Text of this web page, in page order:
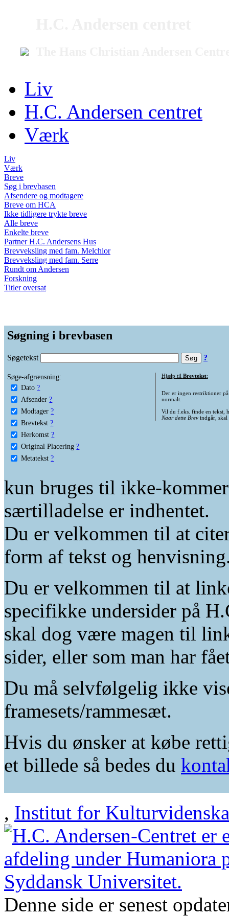
Liv
H.C. Andersen centret
Værk
Liv
Værk
Breve
Søg i brevbasen
Afsendere og modtagere
Breve om HCA
Ikke tidligere trykte breve
Alle breve
Enkelte breve
Partner H.C. Andersens Hus
Brevveksling med fam. Melchior
Brevveksling med fam. Serre
Rundt om Andersen
Forskning
Titler oversat
Søgning i brevbasen
Søgetekst ?
Søge-afgrænsning:
Dato ?
Afsender ?
Modtager ?
Brevtekst ?
Herkomst ?
Original Placering ?
Metatekst ?
Hjælp til Brevtekst:
Der er ingen restriktioner
normalt.
Vil du f.eks. finde en tekst,
Naar dette Brevindgår, skal
kun bruges til ikke-
særtilladelse er indhentet.
Du er velkommen til at
form af tekst og
Du er velkommen til at
specifikke undersider på
skal dog være magen til
sider, eller som man har
Du må selvfølgelig ikke
framesets/rammesæt.
Hvis du ønsker at købe
et billede så bedes du
, Institut for
Denne side er senest